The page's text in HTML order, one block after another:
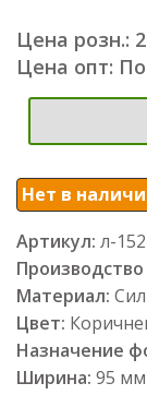
Цена розн.:
Цена опт:
Нет в
Артикул: л-152
Материал:
Цвет:
Назначение
Ширина: 95 мм